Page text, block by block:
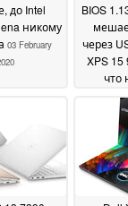
до Intel
никому
03 February
BIOS
через
XPS 15
что